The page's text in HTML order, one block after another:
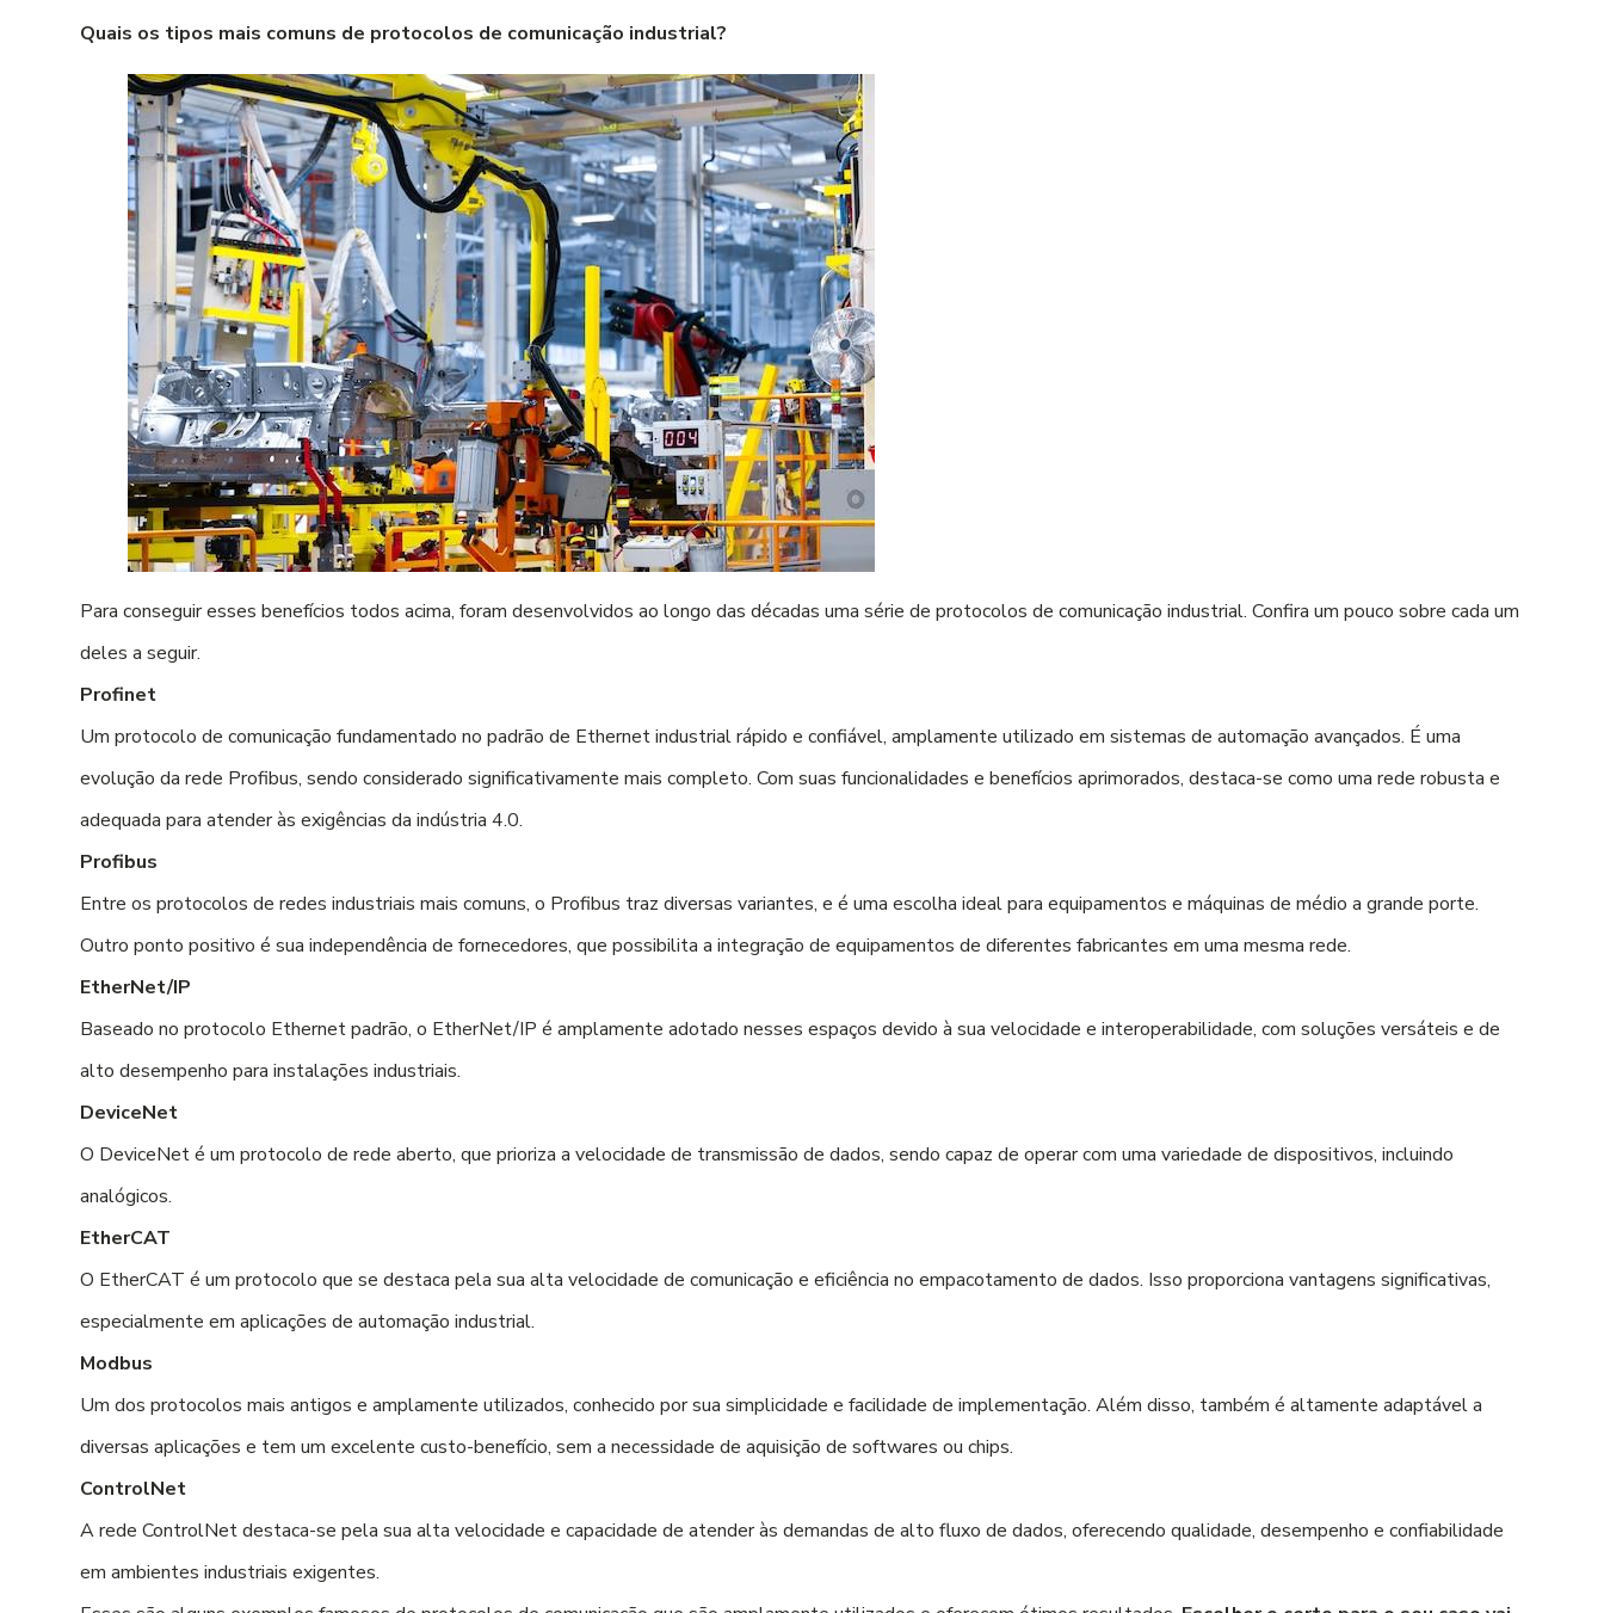
Quais os tipos mais comuns de protocolos de comunicação industrial?
Para conseguir esses benefícios todos acima, foram desenvolvidos ao longo das décadas uma série de protocolos de comunicação industrial. Confira um pouco sobre cada um
deles a seguir.
Profinet
Um protocolo de comunicação fundamentado no padrão de Ethernet industrial rápido e confiável, amplamente utilizado em sistemas de automação avançados. É uma
evolução da rede Profibus, sendo considerado significativamente mais completo. Com suas funcionalidades e benefícios aprimorados, destaca-se como uma rede robusta e
adequada para atender às exigências da indústria 4.0.
Profibus
Entre os protocolos de redes industriais mais comuns, o Profibus traz diversas variantes, e é uma escolha ideal para equipamentos e máquinas de médio a grande porte.
Outro ponto positivo é sua independência de fornecedores, que possibilita a integração de equipamentos de diferentes fabricantes em uma mesma rede.
EtherNet/IP
Baseado no protocolo Ethernet padrão, o EtherNet/IP é amplamente adotado nesses espaços devido à sua velocidade e interoperabilidade, com soluções versáteis e de
alto desempenho para instalações industriais.
DeviceNet
O DeviceNet é um protocolo de rede aberto, que prioriza a velocidade de transmissão de dados, sendo capaz de operar com uma variedade de dispositivos, incluindo
analógicos.
EtherCAT
O EtherCAT é um protocolo que se destaca pela sua alta velocidade de comunicação e eficiência no empacotamento de dados. Isso proporciona vantagens significativas,
especialmente em aplicações de automação industrial.
Modbus
Um dos protocolos mais antigos e amplamente utilizados, conhecido por sua simplicidade e facilidade de implementação. Além disso, também é altamente adaptável a
diversas aplicações e tem um excelente custo-benefício, sem a necessidade de aquisição de softwares ou chips.
ControlNet
A rede ControlNet destaca-se pela sua alta velocidade e capacidade de atender às demandas de alto fluxo de dados, oferecendo qualidade, desempenho e confiabilidade
em ambientes industriais exigentes.